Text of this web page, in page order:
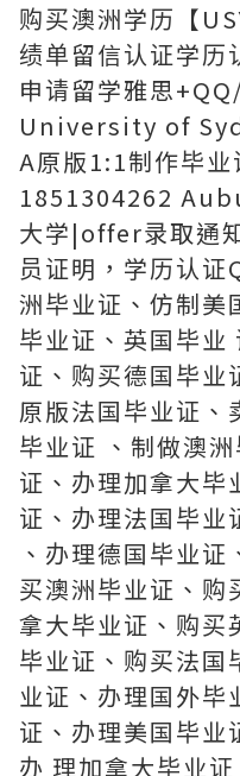
购买澳洲学历【
绩单留信认证学历
申请留学雅思
University of
A原版1:1制作毕
1851304262
大学|offer录取通
员证明，学历认
洲毕业证、仿制美
毕业证、英国毕业
证、购买德国毕业
原版法国毕业证、
毕业证 、制做澳
证、办理加拿大毕
证、办理法国毕业
、办理德国毕业
买澳洲毕业证、购
拿大毕业证、购买
毕业证、购买法国
业证、办理国外毕
证、办理美国毕业
办 理加拿大毕业